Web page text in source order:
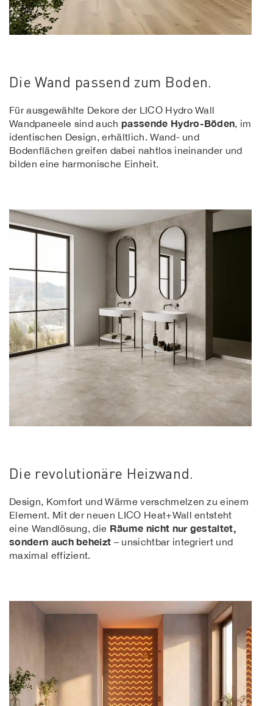
Die Wand passend zum Boden.
Für ausgewählte Dekore der LICO Hydro Wall
Wandpaneele sind auchpassende Hydro-Böden, im
identischen Design, erhältlich. Wand- und
Bodenflächen greifen dabei nahtlos ineinander und
bilden eine harmonische Einheit.
Die revolutionäre Heizwand.
Design, Komfort und Wärme verschmelzen zu einem
Element. Mit der neuen LICO Heat+Wall entsteht
eine Wandlösung, die Räume nicht nur gestaltet,
sondern auch beheizt – unsichtbar integriert und
maximal effizient.